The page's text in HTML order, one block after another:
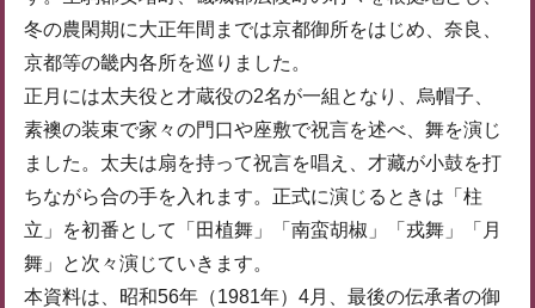
冬の農閑期に大正年間までは京都御所をはじめ、奈良、
京都等の畿内各所を巡りました。
正月には太夫役と才蔵役の2名が一組となり、烏帽子、
素襖の装束で家々の門口や座敷で祝言を述べ、舞を演じ
ました。太夫は扇を持って祝言を唱え、才藏が小鼓を打
ちながら合の手を入れます。正式に演じるときは「柱
立」を初番として「田植舞」「南蛮胡椒」「戎舞」「月
舞」と次々演じていきます。
本資料は、昭和56年（1981年）4月、最後の伝承者の御